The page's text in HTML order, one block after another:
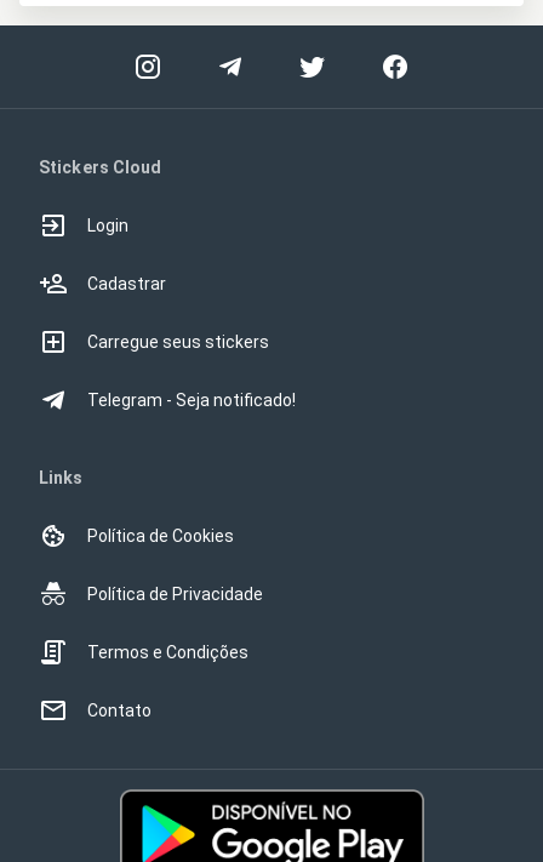
Stickers Cloud
Login
Cadastrar
Carregue seus stickers
Telegram - Seja notificado!
Links
Política de Cookies
Política de Privacidade
Termos e Condições
Contato